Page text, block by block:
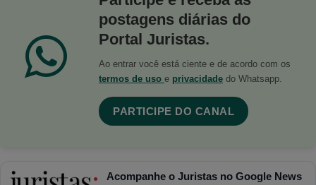
postagens diárias do
Portal Juristas.
Ao entrar você está ciente e de acordo com os
termos de uso e privacidade do Whatsapp.
PARTICIPE DO CANAL
Acompanhe o Juristas no Google News